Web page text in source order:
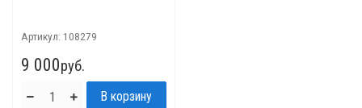
Артикул: 108279
9 000руб.